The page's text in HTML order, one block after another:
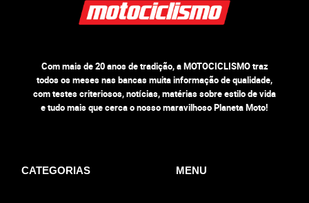
Com mais de 20 anos de tradição, a MOTOCICLISMO traz
todos os meses nas bancas muita informação de qualidade,
com testes criteriosos, notícias, matérias sobre estilo de vida
e tudo mais que cerca o nosso maravilhoso Planeta Moto!
CATEGORIAS MENU